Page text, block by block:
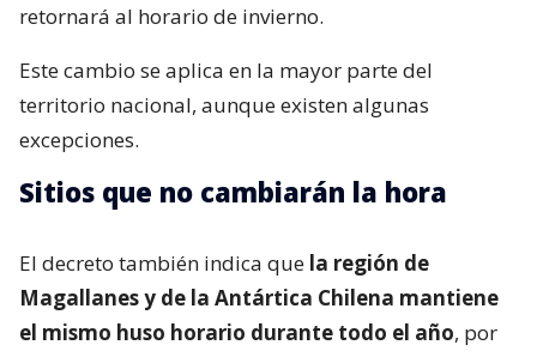
retornará al horario de invierno.
Este cambio se aplica en la mayor parte del
territorio nacional, aunque existen algunas
excepciones.
Sitios que no cambiarán la hora
El decreto también indica que la región de
Magallanes y de la Antártica Chilena mantiene
el mismo huso horario durante todo el año, por